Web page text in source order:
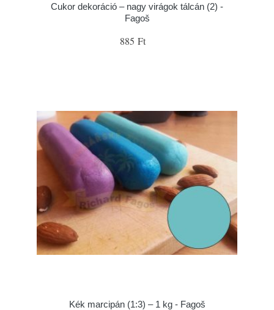
Cukor dekoráció – nagy virágok tálcán (2) -
Fagoš
885 Ft
Kék marcipán (1:3) – 1 kg - Fagoš